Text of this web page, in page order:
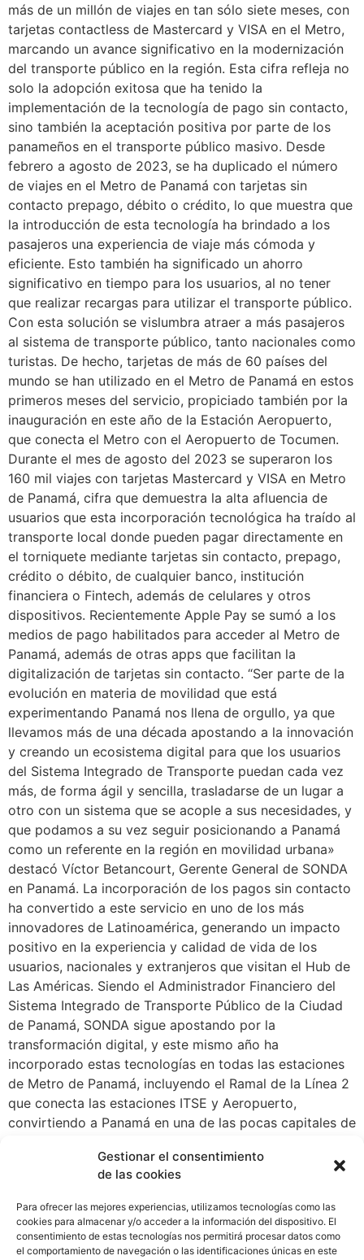
Gestionar el consentimiento
de las cookies
Para ofrecer las mejores experiencias, utilizamos tecnologías como las
cookies para almacenar y/o acceder a la información del dispositivo. El
consentimiento de estas tecnologías nos permitirá procesar datos como
el comportamiento de navegación o las identificaciones únicas en este
más de un millón de viajes en tan sólo siete meses, con
tarjetas contactless de Mastercard y VISA en el Metro,
marcando un avance significativo en la modernización
del transporte público en la región. Esta cifra refleja no
solo la adopción exitosa que ha tenido la
implementación de la tecnología de pago sin contacto,
sino también la aceptación positiva por parte de los
panameños en el transporte público masivo. Desde
febrero a agosto de 2023, se ha duplicado el número
de viajes en el Metro de Panamá con tarjetas sin
contacto prepago, débito o crédito, lo que muestra que
la introducción de esta tecnología ha brindado a los
pasajeros una experiencia de viaje más cómoda y
eficiente. Esto también ha significado un ahorro
significativo en tiempo para los usuarios, al no tener
que realizar recargas para utilizar el transporte público.
Con esta solución se vislumbra atraer a más pasajeros
al sistema de transporte público, tanto nacionales como
turistas. De hecho, tarjetas de más de 60 países del
mundo se han utilizado en el Metro de Panamá en estos
primeros meses del servicio, propiciado también por la
inauguración en este año de la Estación Aeropuerto,
que conecta el Metro con el Aeropuerto de Tocumen.
Durante el mes de agosto del 2023 se superaron los
160 mil viajes con tarjetas Mastercard y VISA en Metro
de Panamá, cifra que demuestra la alta afluencia de
usuarios que esta incorporación tecnológica ha traído al
transporte local donde pueden pagar directamente en
el torniquete mediante tarjetas sin contacto, prepago,
crédito o débito, de cualquier banco, institución
financiera o Fintech, además de celulares y otros
dispositivos. Recientemente Apple Pay se sumó a los
medios de pago habilitados para acceder al Metro de
Panamá, además de otras apps que facilitan la
digitalización de tarjetas sin contacto. “Ser parte de la
evolución en materia de movilidad que está
experimentando Panamá nos llena de orgullo, ya que
llevamos más de una década apostando a la innovación
y creando un ecosistema digital para que los usuarios
del Sistema Integrado de Transporte puedan cada vez
más, de forma ágil y sencilla, trasladarse de un lugar a
otro con un sistema que se acople a sus necesidades, y
que podamos a su vez seguir posicionando a Panamá
como un referente en la región en movilidad urbana»
destacó Víctor Betancourt, Gerente General de SONDA
en Panamá. La incorporación de los pagos sin contacto
ha convertido a este servicio en uno de los más
innovadores de Latinoamérica, generando un impacto
positivo en la experiencia y calidad de vida de los
usuarios, nacionales y extranjeros que visitan el Hub de
Las Américas. Siendo el Administrador Financiero del
Sistema Integrado de Transporte Público de la Ciudad
de Panamá, SONDA sigue apostando por la
transformación digital, y este mismo año ha
incorporado estas tecnologías en todas las estaciones
de Metro de Panamá, incluyendo el Ramal de la Línea 2
que conecta las estaciones ITSE y Aeropuerto,
convirtiendo a Panamá en una de las pocas capitales de
sistema Metro, entre el centro de la ciudad y su
principal aeropuerto internacional. De cara al futuro,
SONDA apuesta por el desarrollo de lo que denomina
Transporte 4.0 en Panamá que contribuya con la
evolución de la ciudad a una “Smart City”,